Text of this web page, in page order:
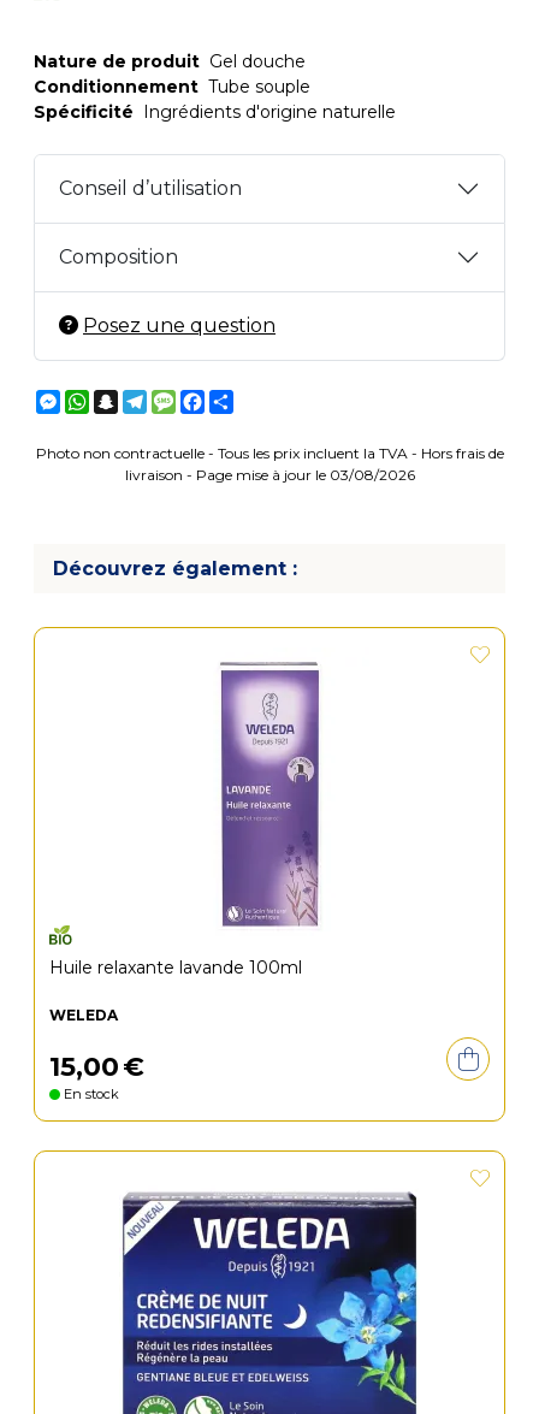
Nature de produit Gel douche
Conditionnement Tube souple
Spécificité Ingrédients d'origine naturelle
Conseil d’utilisation
Composition
Posez une question
Messenger
WhatsApp
Snapchat
Telegram
MessageFacebook
Photo non contractuelle - Tous les prix incluent la TVA - Hors frais de
livraison - Page mise à jour le 03/08/2026
Découvrez également :
Huile relaxante lavande 100ml
WELEDA
15,00€
En stock